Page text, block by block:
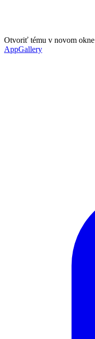
Otvoriť tému v novom okne
AppGallery